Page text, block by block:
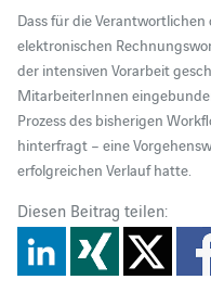
Dass für die
elektronischen
der intensiven Vorarbeit
MitarbeiterInnen
Prozess des bisherigen
hinterfragt – eine
erfolgreichen Verlauf hatte.
Diesen Beitrag teilen: